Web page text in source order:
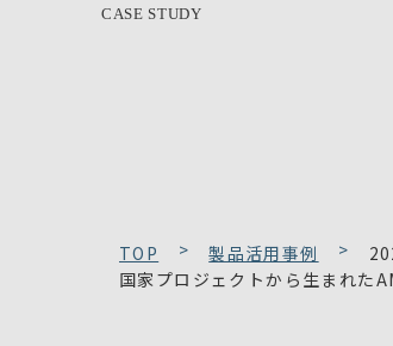
CASE STUDY
TOP 製品活用事例
国家プロジェクトから生まれた